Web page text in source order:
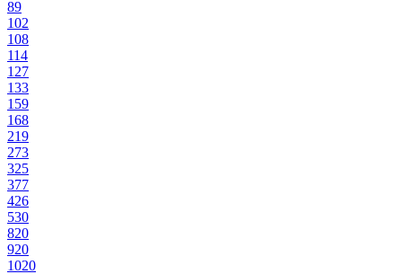
89
102
108
114
127
133
159
168
219
273
325
377
426
530
820
920
1020